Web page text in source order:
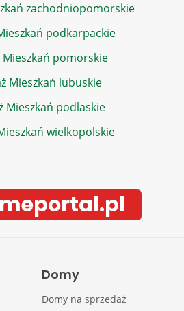
zachodniopomorskie
podkarpackie
Mieszkań pomorskie
Mieszkań lubuskie
Mieszkań podlaskie
wielkopolskie
Domy
Domy na sprzedaż